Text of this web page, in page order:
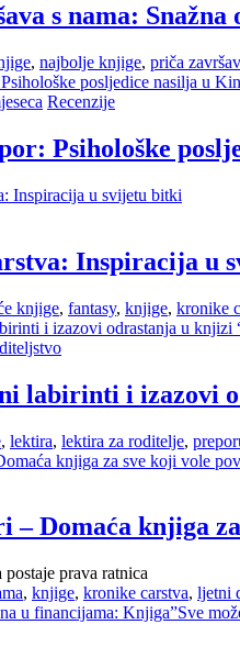
s nama:
, najbolje knjige, priča
Recenzije
Psihološke
Inspiracija u
knjige, fantasy, knjige, kronike
labirinti i izazovi
, lektira, lektira za roditelje,
– Domaća knjiga
prava ratnica
, knjige, kronike carstva, ljetni